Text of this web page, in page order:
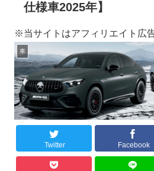
仕様車2025年】
※当サイトはアフィリエイト広
車
Twitter Facebook